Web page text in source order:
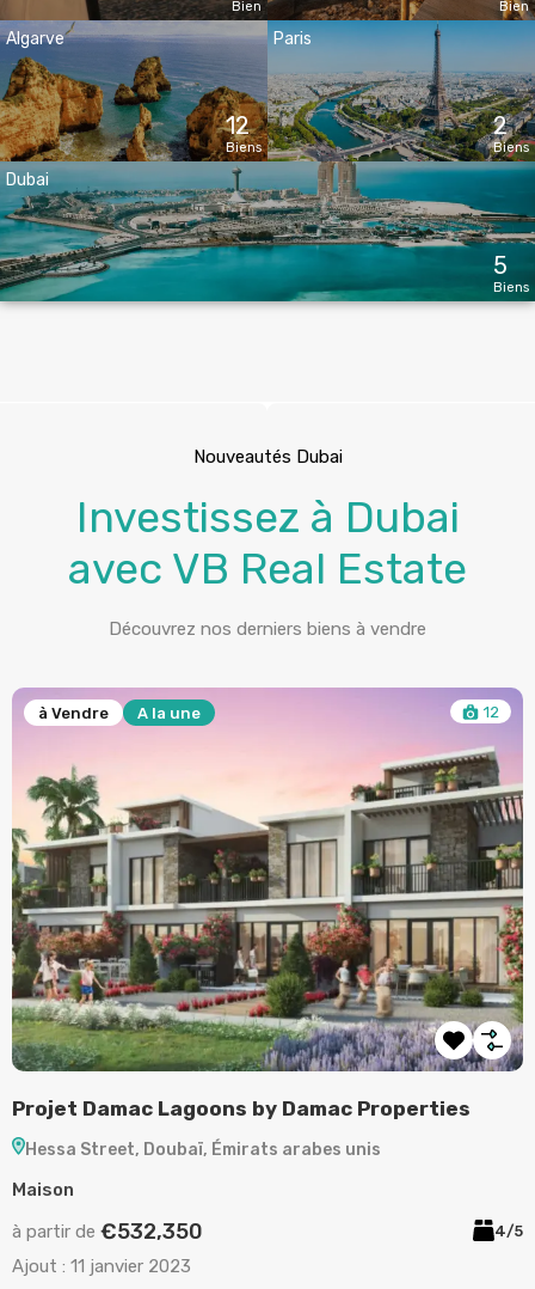
Bien Bien
Algarve
12
Biens
Paris
2
Biens
Dubai
5
Biens
Nouveautés Dubai
Investissez à Dubai
avec VB Real Estate
Découvrez nos derniers biens à vendre
à Vendre 6
Projet Ocean House by Ellington Properties
Palm Jumeirah, Doubaï, Émirats arabes unis
Appartement
à partir de €2,120,892 2/3
Ajout : 11 janvier 2023